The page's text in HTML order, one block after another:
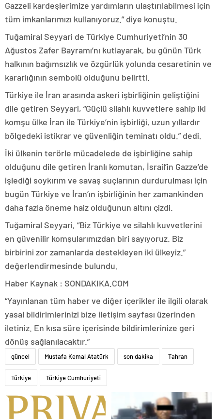
Gazzeli kardeşlerimize yardımların ulaştırılabilmesi için
tüm imkanlarımızı kullanıyoruz.” diye konuştu.
Tuğamiral Seyyari de Türkiye Cumhuriyeti’nin 30
Ağustos Zafer Bayramı’nı kutlayarak, bu günün Türk
halkının bağımsızlık ve özgürlük yolunda cesaretinin ve
kararlığının sembolü olduğunu belirtti.
Türkiye ile İran arasında askeri işbirliğinin geliştiğini
dile getiren Seyyari, “Güçlü silahlı kuvvetlere sahip iki
komşu ülke İran ile Türkiye’nin işbirliği, uzun yıllardır
bölgedeki istikrar ve güvenliğin teminatı oldu.” dedi.
İki ülkenin terörle mücadelede de işbirliğine sahip
olduğunu dile getiren İranlı komutan, İsrail’in Gazze’de
işlediği soykırım ve savaş suçlarının durdurulması için
bugün Türkiye ve İran’ın işbirliğinin her zamankinden
daha fazla öneme haiz olduğunun altını çizdi.
Tuğamiral Seyyari, “Biz Türkiye ve silahlı kuvvetlerini
en güvenilir komşularımızdan biri sayıyoruz. Biz
birbirini zor zamanlarda destekleyen iki ülkeyiz.”
değerlendirmesinde bulundu.
Haber Kaynak : SONDAKIKA.COM
“Yayınlanan tüm haber ve diğer içerikler ile ilgili olarak
yasal bildirimlerinizi bize iletişim sayfası üzerinden
iletiniz. En kısa süre içerisinde bildirimlerinize geri
dönüş sağlanılacaktır.”
güncel Mustafa Kemal Atatürk son dakika Tahran
Türkiye Türkiye Cumhuriyeti